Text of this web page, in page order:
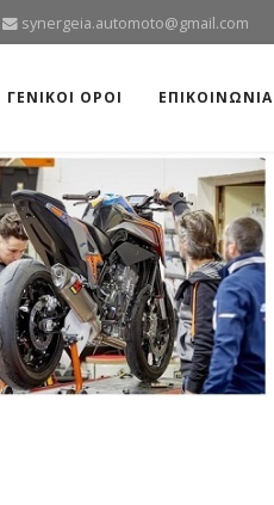
synergeia.automoto@gmail.com
ΓΕΝΙΚΟΙ ΟΡΟΙ ΕΠΙΚΟΙΝΩΝΙΑ